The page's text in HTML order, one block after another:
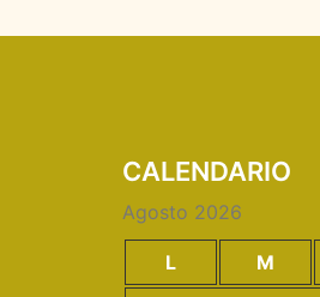
CALENDARIO
Agosto 2026
L M